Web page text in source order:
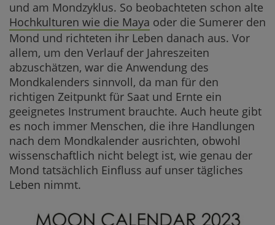
und am Mondzyklus. So beobachteten schon alte
Hochkulturen wie die Maya oder die Sumerer den
Mond und richteten ihr Leben danach aus. Vor
allem, um den Verlauf der Jahreszeiten
abzuschätzen, war die Anwendung des
Mondkalenders sinnvoll, da man für den
richtigen Zeitpunkt für Saat und Ernte ein
geeignetes Instrument brauchte. Auch heute gibt
es noch immer Menschen, die ihre Handlungen
nach dem Mondkalender ausrichten, obwohl
wissenschaftlich nicht belegt ist, wie genau der
Mond tatsächlich Einfluss auf unser tägliches
Leben nimmt.
Pflanzen